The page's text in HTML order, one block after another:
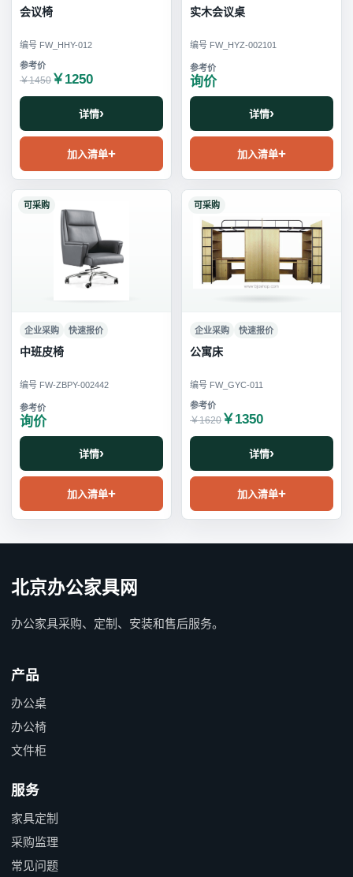
会议椅
编号 FW_HHY-012
￥1450 ￥1250
详情
加入清单
实木会议桌
编号 FW_HYZ-002101
询价
详情
加入清单
可采购
企业采购 快速报价
中班皮椅
编号 FW-ZBPY-002442
询价
详情
加入清单
可采购
企业采购 快速报价
公寓床
编号 FW_GYC-011
￥1620 ￥1350
详情
加入清单
北京办公家具网
办公家具采购、定制、安装和售后服务。
产品
办公桌
办公椅
文件柜
服务
家具定制
采购监理
常见问题